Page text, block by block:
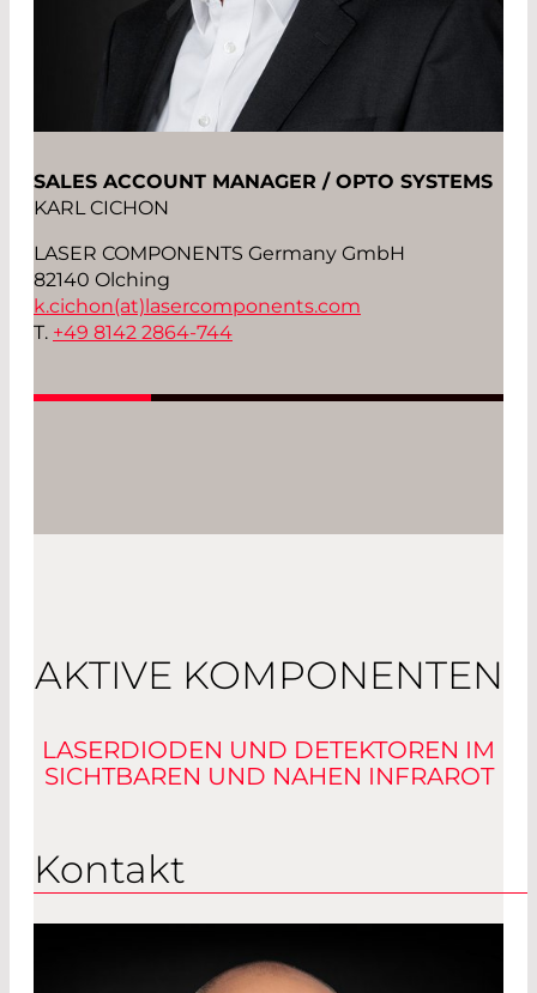
SALES ACCOUNT MANAGER / OPTO SYSTEMS
KARL CICHON
LASER COMPONENTS Germany GmbH
82140 Olching
k.cichon(at)lasercomponents.com
T. +49 8142 2864-744
AKTIVE KOMPONENTEN
LASERDIODEN UND DETEKTOREN IM
SICHTBAREN UND NAHEN INFRAROT
Kontakt